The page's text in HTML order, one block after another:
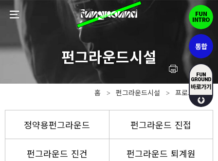
정약용펀그라운드 펀그라운드 진접
펀그라운드 진건 펀그라운드 퇴계원
홈 > 펀그라운드시설 > 프로그램신청